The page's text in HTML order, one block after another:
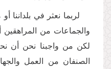
لربما نعثر في بلداننا
والجماعات من المراهقين
لكن من واجبنا نحن أن
الصنفان من العمل